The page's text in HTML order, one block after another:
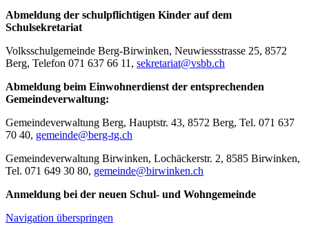
Abmeldung der schulpflichtigen Kinder auf dem
Schulsekretariat
Volksschulgemeinde Berg-Birwinken, Neuwiessstrasse 25, 8572
Berg, Telefon 071 637 66 11, sekretariat@vsbb.ch
Abmeldung beim Einwohnerdienst der entsprechenden
Gemeindeverwaltung:
Gemeindeverwaltung Berg, Hauptstr. 43, 8572 Berg, Tel. 071 637
70 40, gemeinde@berg-tg.ch
Gemeindeverwaltung Birwinken, Lochäckerstr. 2, 8585 Birwinken,
Tel. 071 649 30 80, gemeinde@birwinken.ch
Anmeldung bei der neuen Schul- und Wohngemeinde
Navigation überspringen